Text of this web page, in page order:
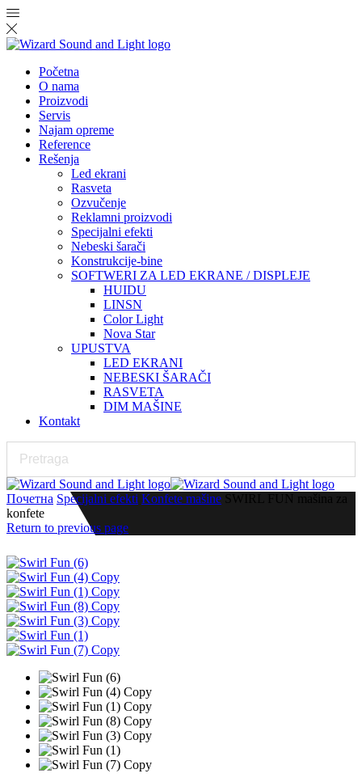
Početna
O nama
Proizvodi
Servis
Najam opreme
Reference
Rešenja
Led ekrani
Rasveta
Ozvučenje
Reklamni proizvodi
Specijalni efekti
Nebeski šarači
Konstrukcije-bine
SOFTWERI ZA LED EKRANE / DISPLEJE
HUIDU
LINSN
Color Light
Nova Star
UPUSTVA
LED EKRANI
NEBESKI ŠARAČI
RASVETA
DIM MAŠINE
Kontakt
Почетна Specijalni efekti Konfete mašine SWIRL FUN mašina za
konfete
Return to previous page